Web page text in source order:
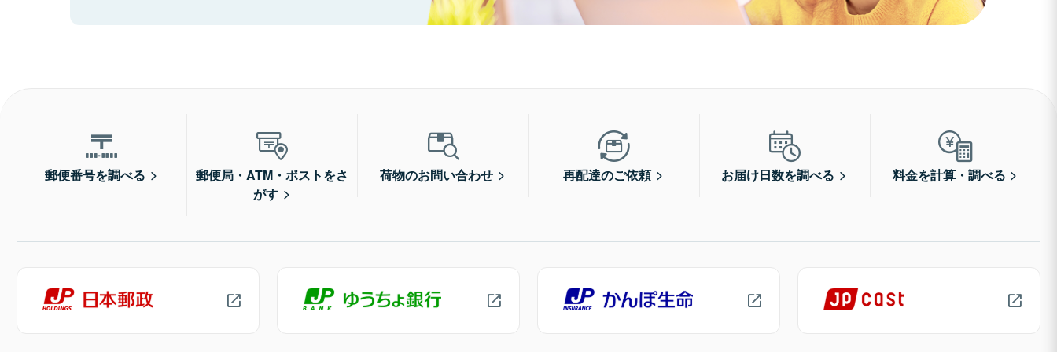
郵便番号を調べる
郵便局・ATM・ポストをさ
がす
荷物のお問い合わせ 再配達のご依頼 お届け日数を調べる 料金を計算・調べる